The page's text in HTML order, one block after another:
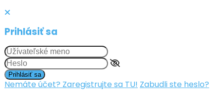
Prihlásiť sa
Prihlásiť sa
Nemáte účet? Zaregistrujte sa TU! Zabudli ste heslo?